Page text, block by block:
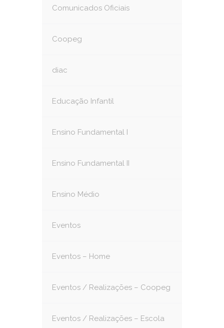
Comunicados Oficiais
Coopeg
diac
Educação Infantil
Ensino Fundamental I
Ensino Fundamental II
Ensino Médio
Eventos
Eventos – Home
Eventos / Realizações – Coopeg
Eventos / Realizações – Escola